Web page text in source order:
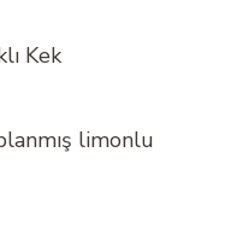
Kek
limonlu